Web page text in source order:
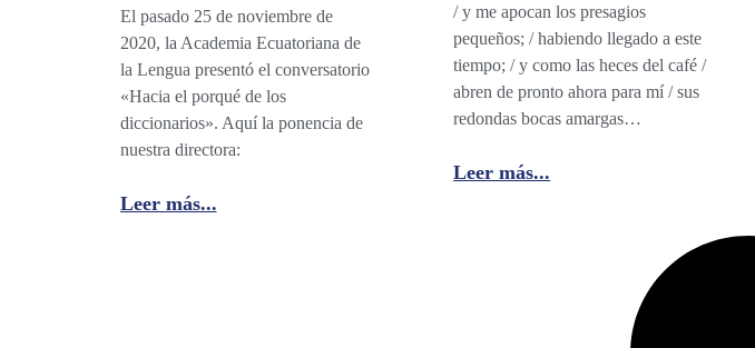
El pasado 25 de noviembre de
2020, la Academia Ecuatoriana de
la Lengua presentó el conversatorio
«Hacia el porqué de los
diccionarios». Aquí la ponencia de
nuestra directora:
Leer más...
/ y me apocan los presagios
pequeños; / habiendo llegado a este
tiempo; / y como las heces del café /
abren de pronto ahora para mí / sus
redondas bocas amargas…
Leer más...